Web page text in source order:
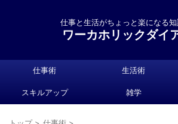
仕事と生活がちょっと楽になる
ワーカホリックダイ
仕事術 生活術
スキルアップ 雑学